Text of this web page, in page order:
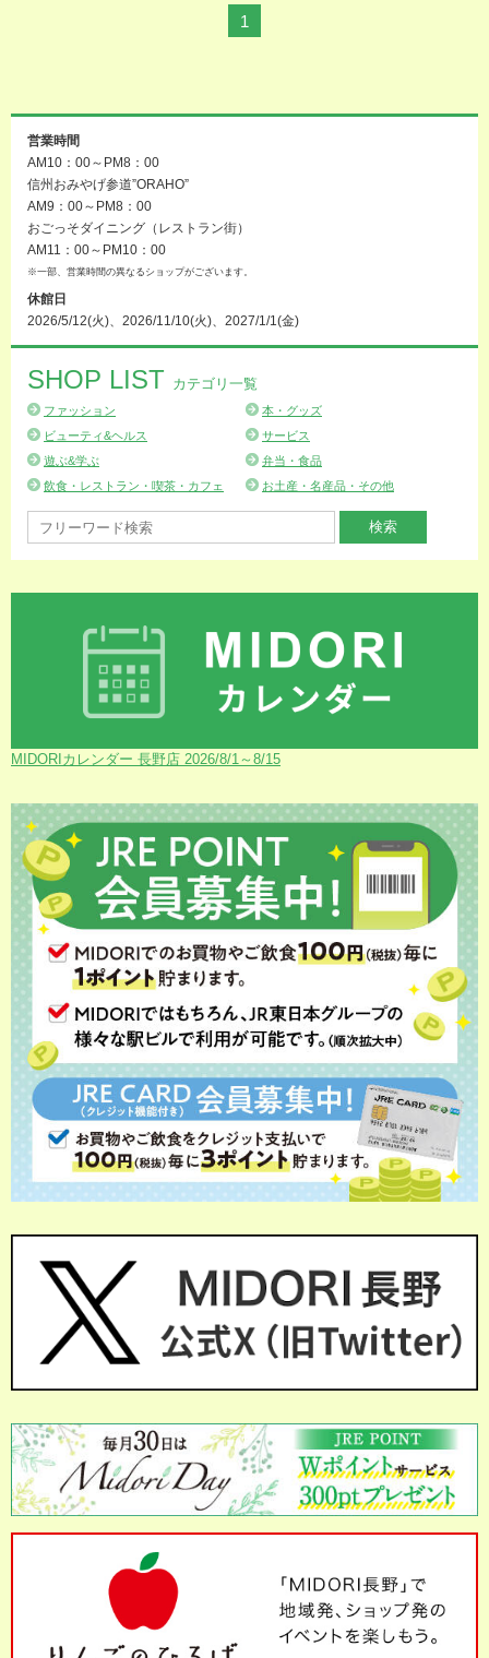
1
営業時間
AM10：00～PM8：00
信州おみやげ参道”ORAHO”
AM9：00～PM8：00
おごっそダイニング（レストラン街）
AM11：00～PM10：00
※一部、営業時間の異なるショップがございます。
休館日
2026/5/12(火)、2026/11/10(火)、2027/1/1(金)
SHOP LIST カテゴリ一覧
ファッション
本・グッズ
ビューティ&ヘルス
サービス
遊ぶ&学ぶ
弁当・食品
飲食・レストラン・喫茶・カフェ
お土産・名産品・その他
MIDORIカレンダー 長野店 2026/8/1～8/15